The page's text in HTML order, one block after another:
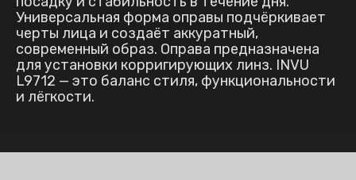
Универсальная форма оправы подчёркивает
черты лица и создаёт аккуратный,
современный образ. Оправа предназначена
для установки корригирующих линз. INVU
L9712 — это баланс стиля, функциональности
и лёгкости.